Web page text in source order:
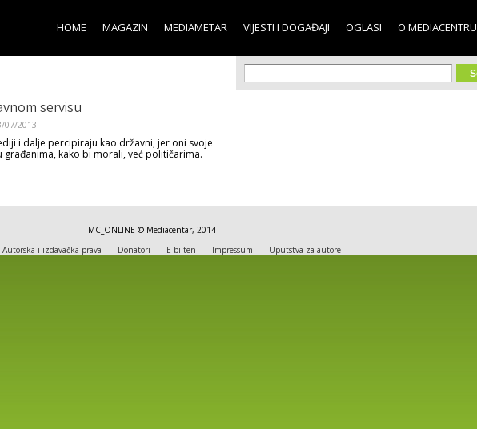
main
content
HOME MAGAZIN MEDIAMETAR VIJESTI I DOGAĐAJI OGLASI O MEDIACENTRU
servisu
07/2013
i dalje percipiraju kao državni, jer oni svoje
građanima, kako bi morali, već političarima.
Search form
Search
MC_ONLINE © Mediacentar, 2014
Autorska i izdavačka prava Donatori E-bilten Impressum Uputstva za autore